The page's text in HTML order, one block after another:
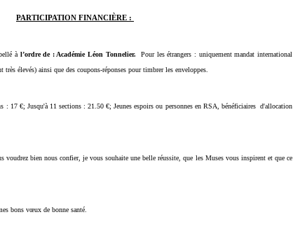
PARTICIPATION FINANCIÈRE :
à l’ordre de : Académie Léon Tonnelier.
Pour les étrangers : uniquement mandat international
très élevés) ainsi que des coupons-réponses pour timbrer les enveloppes.
11 sections : 21.50 €; Jeunes espoirs ou personnes en RSA, bénéficiaires d'allocation
voudrez bien nous confier, je vous souhaite une belle réussite, que les Muses vous inspirent et que ce
bons vœux de bonne santé.